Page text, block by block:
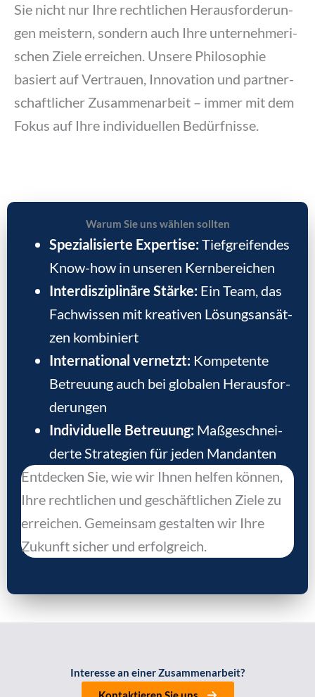
Sie nicht nur Ihre recht­li­chen Her­aus­for­de­run­
gen meis­tern, son­dern auch Ihre unter­neh­me­ri­
schen Zie­le errei­chen. Unse­re Phi­lo­so­phie
basiert auf Ver­trau­en, Inno­va­ti­on und part­ner­
schaft­li­cher Zusam­men­ar­beit – immer mit dem
Fokus auf Ihre indi­vi­du­el­len Bedürf­nis­se.
War­um Sie uns wäh­len soll­ten
Spe­zia­li­sier­te Exper­ti­se:Tief­grei­fen­des
Know-how in unse­ren Kern­be­rei­chen
Inter­dis­zi­pli­nä­re Stär­ke: Ein Team, das
Fach­wis­sen mit krea­ti­ven Lösungs­an­sät­
zen kom­bi­niert
Inter­na­tio­nal ver­netzt: Kom­pe­ten­te
Betreu­ung auch bei glo­ba­len Her­aus­for­
de­run­gen
Indi­vi­du­el­le Betreu­ung: Maß­ge­schnei­
der­te Stra­te­gien für jeden Man­dan­ten
Ent­de­cken Sie, wie wir Ihnen hel­fen kön­nen,
Ihre recht­li­chen und geschäft­li­chen Zie­le zu
errei­chen. Gemein­sam gestal­ten wir Ihre
Zukunft sicher und erfolg­reich.
Inter­es­se an einer Zusam­men­ar­beit?